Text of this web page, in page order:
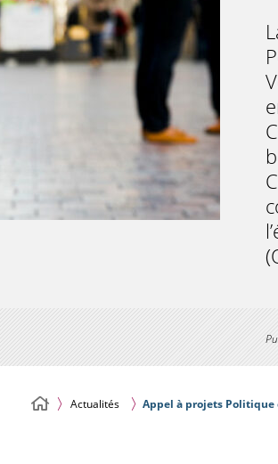
Actualités Appel à projets Politique